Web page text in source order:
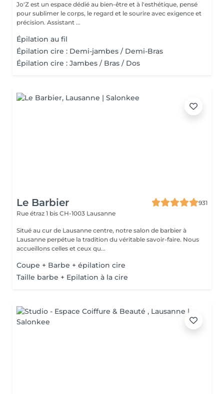
Jo'Z est un espace dédié au bien-être et à l'esthétique, pensé
pour sublimer le corps, le regard et le sourire avec exigence et
précision. Assistant ...
Épilation au fil
Épilation cire : Demi-jambes / Demi-Bras
Épilation cire : Jambes / Bras / Dos
Le Barbier
931
Rue étraz 1 bis CH-1003 Lausanne
Situé au cur de Lausanne centre, notre salon de barbier à
Lausanne perpétue la tradition du véritable savoir-faire. Nous
accueillons celles et ceux qu...
Coupe + Barbe + épilation cire
Taille barbe + Epilation à la cire